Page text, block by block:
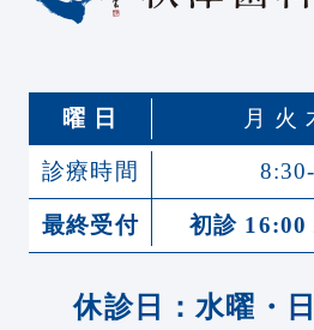
曜 日 月 火
診療時間
最終受付 初診 16:00
休診日：水曜・